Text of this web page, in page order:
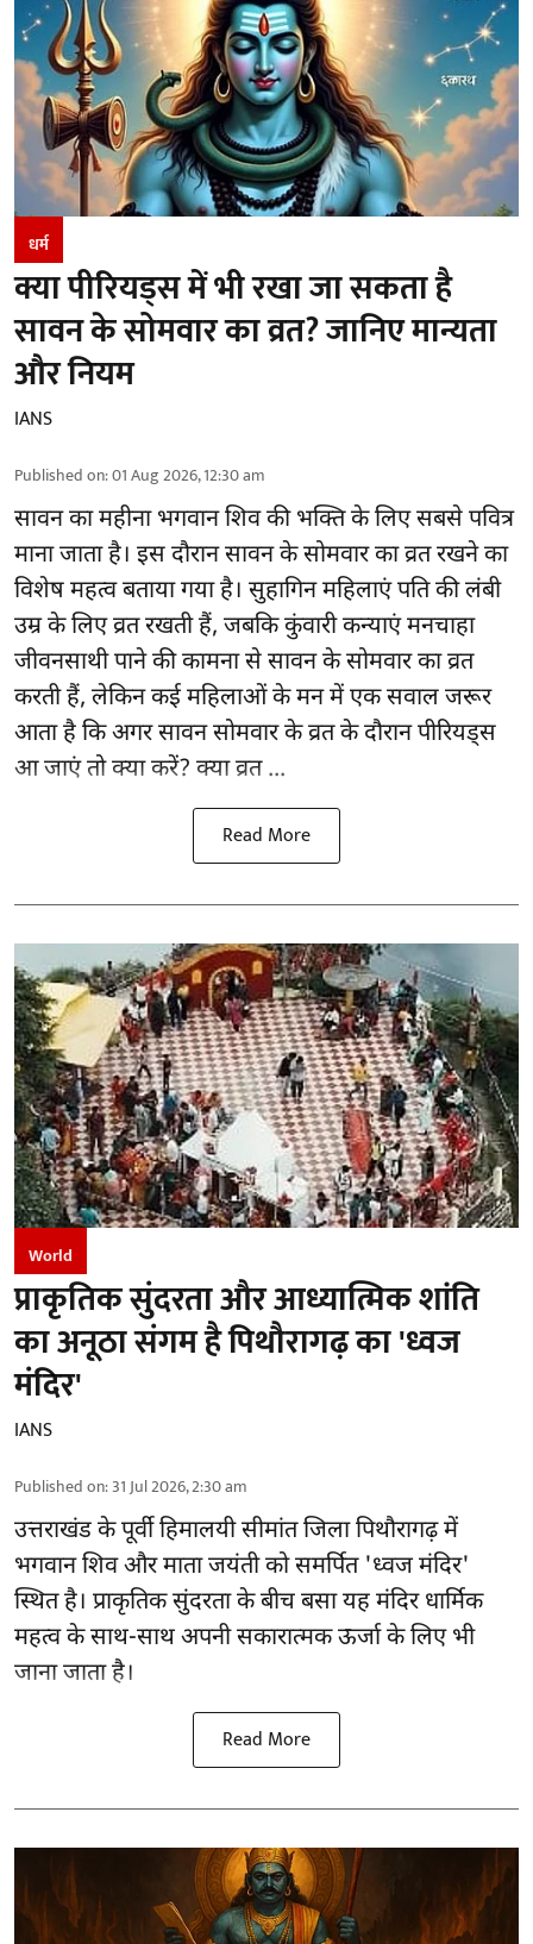
धर्म
क्या पीरियड्स में भी रखा जा सकता है
सावन के सोमवार का व्रत? जानिए मान्यता
और नियम
IANS
Published on:01 Aug 2026, 12:30 am
सावन का महीना भगवान शिव की भक्ति के लिए सबसे पवित्र
माना जाता है। इस दौरान सावन के सोमवार का व्रत रखने का
विशेष महत्व बताया गया है। सुहागिन महिलाएं पति की लंबी
उम्र के लिए व्रत रखती हैं, जबकि कुंवारी कन्याएं मनचाहा
जीवनसाथी पाने की कामना से सावन के सोमवार का व्रत
करती हैं, लेकिन कई महिलाओं के मन में एक सवाल जरूर
आता है कि अगर सावन सोमवार के व्रत के दौरान पीरियड्स
आ जाएं तो क्या करें? क्या व्रत ...
Read More
World
प्राकृतिक सुंदरता और आध्यात्मिक शांति
का अनूठा संगम है पिथौरागढ़ का 'ध्वज
मंदिर'
IANS
Published on:31 Jul 2026, 2:30 am
उत्तराखंड के पूर्वी हिमालयी सीमांत जिला पिथौरागढ़ में
भगवान शिव और माता जयंती को समर्पित 'ध्वज मंदिर'
स्थित है। प्राकृतिक सुंदरता के बीच बसा यह मंदिर धार्मिक
महत्व के साथ-साथ अपनी सकारात्मक ऊर्जा के लिए भी
जाना जाता है।
Read More